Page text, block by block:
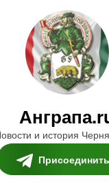
и история